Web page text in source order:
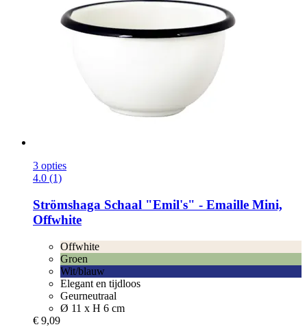
3 opties
4.0 (1)
Strömshaga Schaal "Emil's" -​ Emaille Mini,
Offwhite
Offwhite
Groen
Wit/blauw
Elegant en tijdloos
Geurneutraal
Ø 11 x H 6 cm
€ 9,09